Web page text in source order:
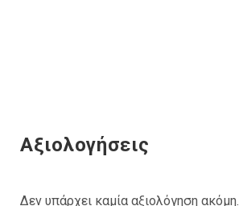
Αξιολογήσεις
Δεν υπάρχει καμία αξιολόγηση ακόμη.